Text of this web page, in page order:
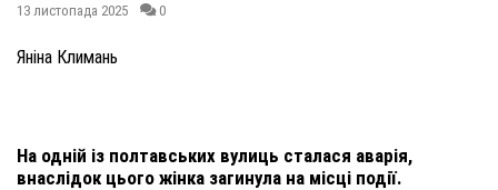
13 листопада 2025 0
Яніна Климань
На одній із полтавських вулиць сталася аварія,
внаслідок цього жінка загинула на місці події.